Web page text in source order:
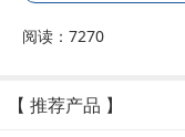
阅读：7270
【 推荐产品 】